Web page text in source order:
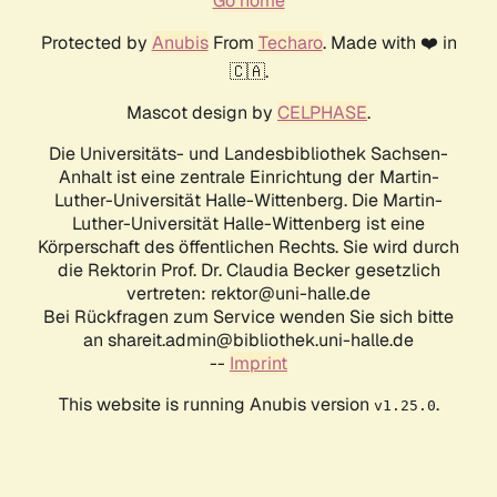
Protected by AnubisFrom Techaro. Made with ❤️ in
🇨🇦.
Mascot design by CELPHASE.
Die Universitäts- und Landesbibliothek Sachsen-
Anhalt ist eine zentrale Einrichtung der Martin-
Luther-Universität Halle-Wittenberg. Die Martin-
Luther-Universität Halle-Wittenberg ist eine
Körperschaft des öffentlichen Rechts. Sie wird durch
die Rektorin Prof. Dr. Claudia Becker gesetzlich
vertreten: rektor@uni-halle.de
Bei Rückfragen zum Service wenden Sie sich bitte
an shareit.admin@bibliothek.uni-halle.de
-- Imprint
This website is running Anubis version v1.25.0.